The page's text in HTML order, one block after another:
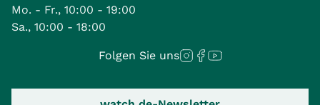
Mo. - Fr., 10:00 - 19:00
Sa., 10:00 - 18:00
Folgen Sie uns